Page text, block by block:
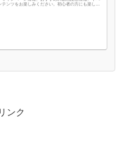
テンツをお楽しみください。初心者の方にも楽しめ
ンク